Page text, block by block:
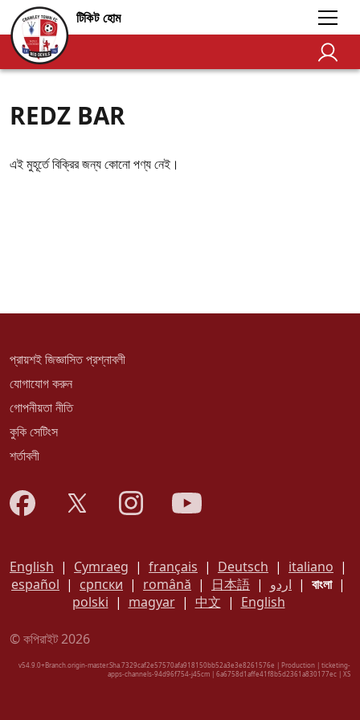
টিকিট হোম
REDZ BAR
এই মুহূর্তে বিক্রির জন্য কোনো পণ্য নেই।
প্রায়শই জিজ্ঞাসিত প্রশ্নাবলী
যোগাযোগ করুন
গোপনীয়তা নীতি
কুকি সেটিংস
শর্তাবলী
English | Cymraeg | français | Deutsch | italiano |
español | српски | română | 日本語 | اردو | বাংলা|
polski | magyar| 中文 | English
© কপিরাইট 2026
v54.9.0+Branch.origin-master.Sha.7329caf2e57570afa918150bb52a3e3e8261576e | Production | ticketing-
apps-channels-94d96f754-j45cm | 6a6758d1affe41f8b5d2361a830177ec | XS